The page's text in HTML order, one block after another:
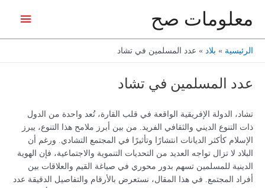
معلومات صح
الرئيسية بلاد عدد المسلمين في تشاد
عدد المسلمين في تشاد
تشاد، الدولة الإفريقية الواقعة في قلب القارة، تُعد واحدة من الدول
ذات التنوع الديني والثقافي الفريد. من بين أبرز ملامح هذا التنوع، يبرز
الإسلام كأكثر الديانات انتشارًا وتأثيرًا في المجتمع التشادي. ورغم أن
البلاد لا تزال تواجه العديد من التحديات التنموية والاجتماعية، فإن الهوية
الدينية للمسلمين تسهم بدور محوري في صياغة القيم والعلاقات بين
أفراد المجتمع. في هذا المقال، نستعرض بالأرقام والتفاصيل الدقيقة عدد